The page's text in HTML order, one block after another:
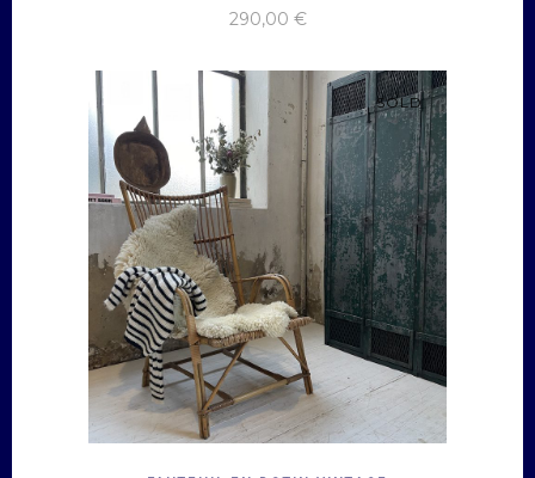
290,00 €
SOLD